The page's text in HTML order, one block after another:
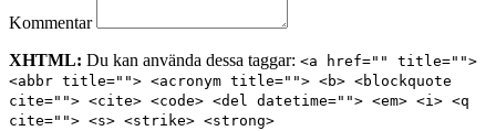
Kommentar
XHTML: Du kan använda dessa taggar: <a href="" title="">
<abbr title=""> <acronym title=""> <b> <blockquote
cite=""> <cite> <code> <del datetime=""> <em> <i> <q
cite=""> <s> <strike> <strong>